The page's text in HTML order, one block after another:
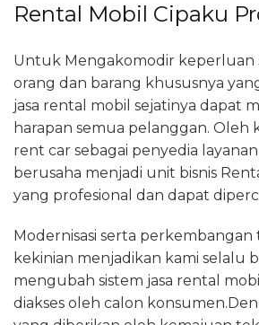
Rental Mobil Cipaku
Untuk Mengakomodir keperluan
orang dan barang khususnya
jasa rental mobil sejatinya dapat
harapan semua pelanggan. Oleh
rent car sebagai penyedia
berusaha menjadi unit bisnis
yang profesional dan dapat
Modernisasi serta
kekinian menjadikan kami selalu
mengubah sistem jasa rental
diakses oleh calon